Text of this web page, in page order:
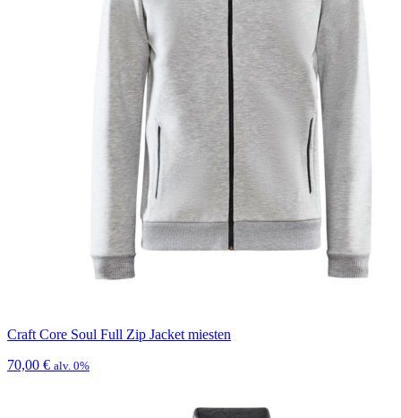
Craft Core Soul Full Zip Jacket miesten
70,00 € alv. 0%